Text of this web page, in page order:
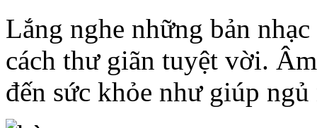
Lắng nghe những bản
cách thư giãn tuyệt vời.
đến sức khỏe như giúp